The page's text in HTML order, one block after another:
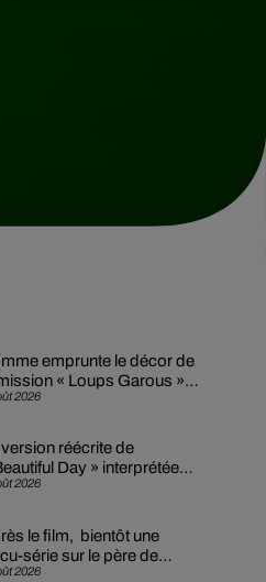
2026
emprunte le décor de
« Loups Garous »
son...
2026
version réécrite de
Day » interprétée
des...
2026
le film, bientôt une
série sur le père de
Jackson